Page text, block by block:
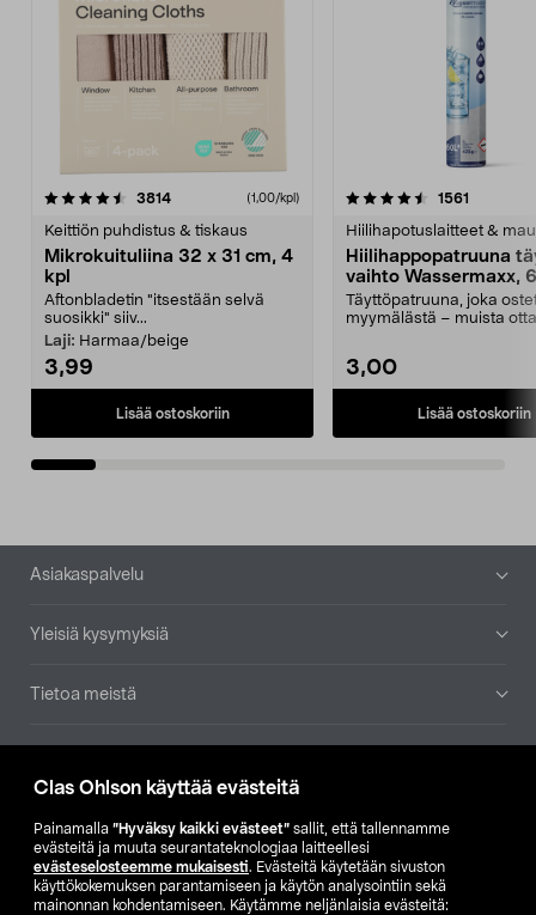
Clas Ohlson käyttää evästeitä
Painamalla ”Hyväksy kaikki evästeet” sallit, että tallennamme
evästeitä ja muuta seurantateknologiaa laitteellesi
evästeselosteemme mukaisesti. Evästeitä käytetään sivuston
käyttökokemuksen parantamiseen ja käytön analysointiin sekä
mainonnan kohdentamiseen. Käytämme neljänlaisia evästeitä:
3814arvostelut (1,00/kpl)
Keittiön puhdistus & tiskaus
Mikrokuituliina 32 x 31 cm, 4
kpl
Aftonbladetin "itsestään selvä
suosikki" siiv...
Laji: Harmaa/beige
3,99
Lisää ostoskoriin
4.5viidestä
1561
Hiilihapotuslaitteet &
Hiilihappopatruuna
vaihto Wassermaxx,
Täyttöpatruuna, joka
myymälästä – muista
3,00
Lisää ostoskoriin
4.5viidestä
Alatunniste
Asiakaspalvelu
Yleisiä kysymyksiä
Tietoa meistä
Etsi myymälä